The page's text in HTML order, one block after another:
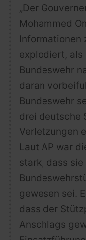
„Der
Mohammed
Informationen
explodiert, als
Bundeswehr
daran
Bundeswehr
drei deutsche
Verletzungen
Laut AP war
stark, dass
gewesen sei.
dass der
Anschlags